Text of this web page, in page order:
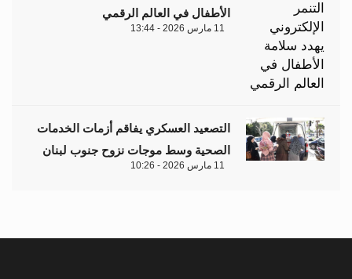
الأطفال في العالم الرقمي
11 مارس 2026 - 13:44
التصعيد العسكري يفاقم أزمات الخدمات
الصحية وسط موجات نزوح جنوب لبنان
11 مارس 2026 - 10:26